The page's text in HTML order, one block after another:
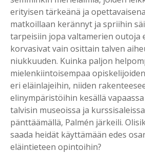
erityisen tärkeänä ja
matkoillaan kerännyt ja spriihin
tarpeisiin jopa valtamerien outoja
korvasivat vain osittain talven
niukkuuden. Kuinka paljon
mielenkiintoisempaa
eri eläinlajeihin, niiden
elinympäristöihin kesällä
talvisin museoissa ja
pänttäämällä, Palmén järkeili.
saada heidät käyttämään edes
eläintieteen opintoihin?